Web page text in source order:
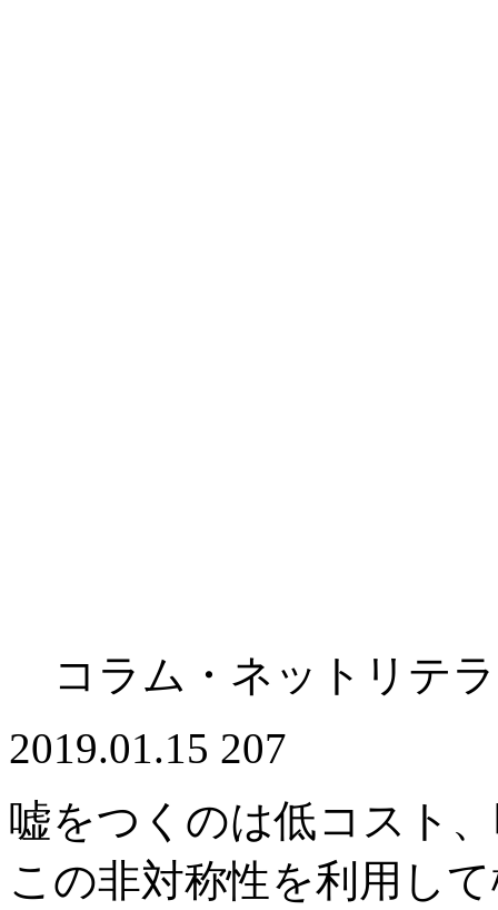
コラム・ネットリテ
2019.01.15 207
嘘をつくのは低コスト
この非対称性を利用し